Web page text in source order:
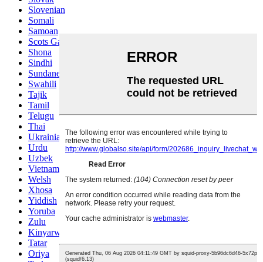
Slovenian
Somali
Samoan
Scots Gaelic
Shona
Sindhi
Sundanese
Swahili
Tajik
Tamil
Telugu
Thai
Ukrainian
Urdu
Uzbek
Vietnamese
Welsh
Xhosa
Yiddish
Yoruba
Zulu
Kinyarwanda
Tatar
Oriya